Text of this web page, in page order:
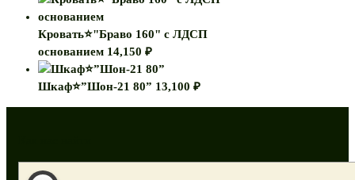
Кровать⭐"Браво 160" с ЛДСП
основанием 14,150 ₽
Шкаф⭐”Шон-21 80” 13,100 ₽